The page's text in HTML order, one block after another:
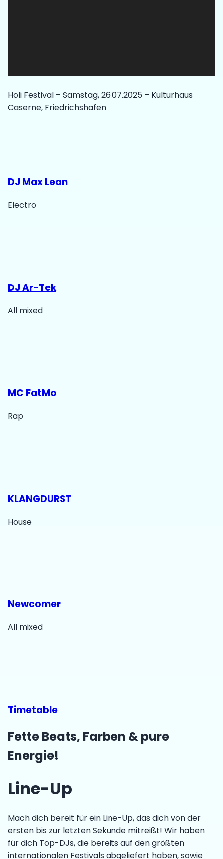
Holi Festival – Samstag, 26.07.2025 – Kulturhaus
Caserne, Friedrichshafen
DJ Max Lean
Electro
DJ Ar-Tek
All mixed
MC FatMo
Rap
KLANGDURST
House
Newcomer
All mixed
Timetable
Fette Beats, Farben & pure
Energie!
Line-Up
Mach dich bereit für ein Line-Up, das dich von der
ersten bis zur letzten Sekunde mitreißt! Wir haben
für dich Top-DJs, die bereits auf den größten
internationalen Festivals abgeliefert haben, sowie